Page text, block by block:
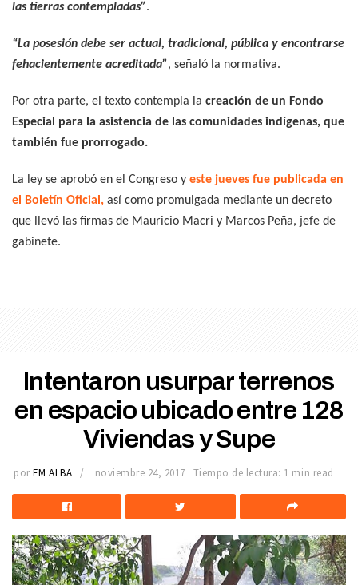
las tierras contempladas”.
“La posesión debe ser actual, tradicional, pública y encontrarse
fehacientemente acreditada”, señaló la normativa.
Por otra parte, el texto contempla la creación de un Fondo
Especial para la asistencia de las comunidades indígenas, que
también fue prorrogado.
La ley se aprobó en el Congreso y este jueves fue publicada en
el Boletín Oficial, así como promulgada mediante un decreto
que llevó las firmas de Mauricio Macri y Marcos Peña, jefe de
gabinete.
Intentaron usurpar terrenos
en espacio ubicado entre 128
Viviendas y Supe
por FM ALBA noviembre 24, 2017 Tiempo de lectura: 1 min read